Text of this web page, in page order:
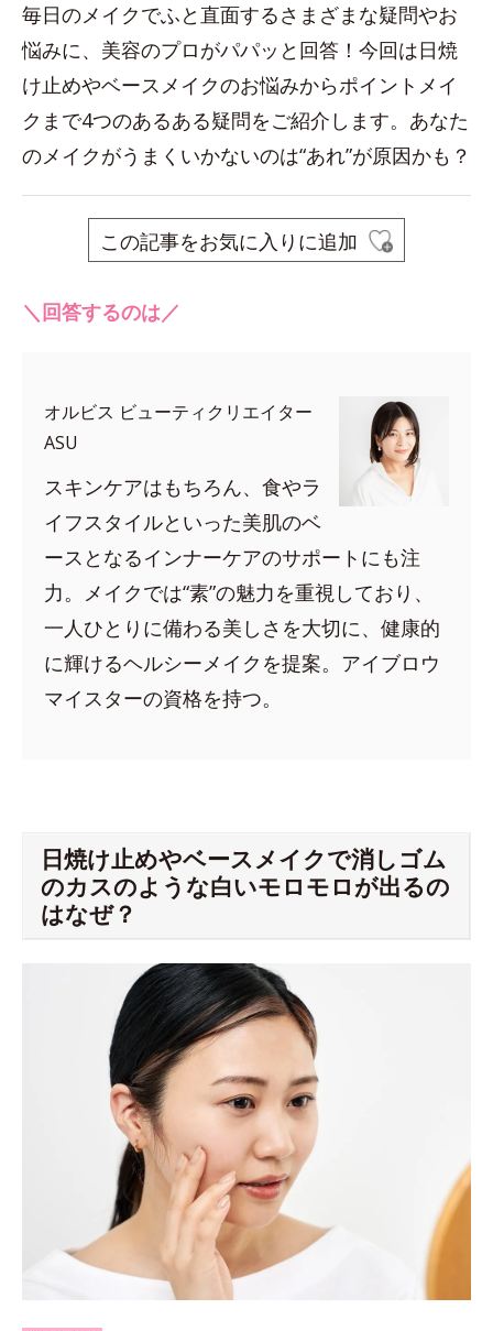
毎日のメイクでふと直面するさまざまな疑問やお
悩みに、美容のプロがパパッと回答！今回は日焼
け止めやベースメイクのお悩みからポイントメイ
クまで4つのあるある疑問をご紹介します。あなた
のメイクがうまくいかないのは“あれ”が原因かも？
この記事をお気に入りに追加
＼回答するのは／
オルビス ビューティクリエイター
ASU
スキンケアはもちろん、食やラ
イフスタイルといった美肌のベ
ースとなるインナーケアのサポートにも注
力。メイクでは“素”の魅力を重視しており、
一人ひとりに備わる美しさを大切に、健康的
に輝けるヘルシーメイクを提案。アイブロウ
マイスターの資格を持つ。
日焼け止めやベースメイクで消しゴム
のカスのような白いモロモロが出るの
はなぜ？